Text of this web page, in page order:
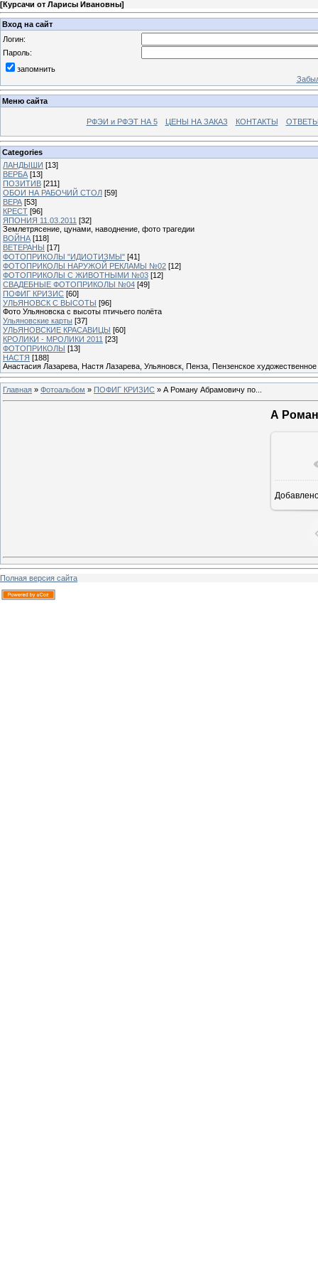
[Курсачи от Ларисы Ивановны]
Вход на сайт
Логин:
Пароль:
запомнить
Меню сайта
РФЭИ и РФЭТ НА 5 ЦЕНЫ НА ЗАКАЗ КОНТАКТЫ
Categories
ЛАНДЫШИ [13]
ВЕРБА [13]
ПОЗИТИВ [211]
ОБОИ НА РАБОЧИЙ СТОЛ [59]
ВЕРА [53]
КРЕСТ [96]
ЯПОНИЯ 11.03.2011 [32]
Землетрясение, цунами, наводнение, фото трагедии
ВОЙНА [118]
ВЕТЕРАНЫ [17]
ФОТОПРИКОЛЫ "ИДИОТИЗМЫ" [41]
ФОТОПРИКОЛЫ НАРУЖОЙ РЕКЛАМЫ №02 [12]
ФОТОПРИКОЛЫ С ЖИВОТНЫМИ №03 [12]
СВАДЕБНЫЕ ФОТОПРИКОЛЫ №04 [49]
ПОФИГ КРИЗИС [60]
УЛЬЯНОВСК С ВЫСОТЫ [96]
Фото Ульяновска с высоты птичьего полёта
Ульяновские карты [37]
УЛЬЯНОВСКИЕ КРАСАВИЦЫ [60]
КРОЛИКИ - МРОЛИКИ 2011 [23]
ФОТОПРИКОЛЫ [13]
НАСТЯ [188]
Анастасия Лазарева, Настя Лазарева, Ульяновск, Пенза, Пензенское
Главная » Фотоальбом » ПОФИГ КРИЗИС » А Роману Абрамовичу по...
А
Полная версия сайта